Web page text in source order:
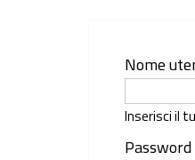
Nome
Inserisci il
Password